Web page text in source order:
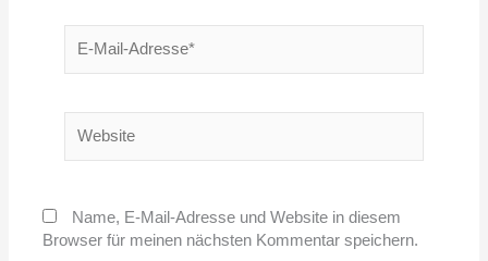
Mail-
Name, E-Mail-Adresse und Website in diesem
Browser für meinen nächsten Kommentar speichern.